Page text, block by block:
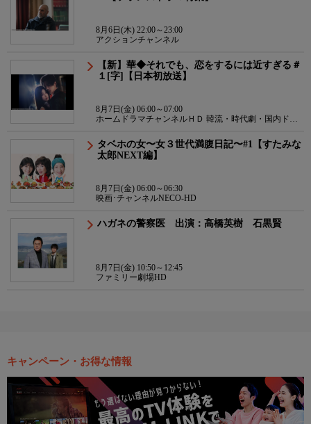
8月6日(木) 22:00～23:00
アクションチャンネル
【新】華◆それでも、恋をするには近すぎる＃
１[字]【日本初放送】
8月7日(金) 06:00～07:00
ホームドラマチャンネルＨＤ 韓流・時代劇・国内ドラ
タベホの女〜女３世代満腹日記〜#1【すたみな
太郎NEXT編】
8月7日(金) 06:00～06:30
映画･チャンネルNECO-HD
ハガネの警察医 出演：高橋英樹 石黒賢
8月7日(金) 10:50～12:45
ファミリー劇場HD
キャンペーン・お得な情報